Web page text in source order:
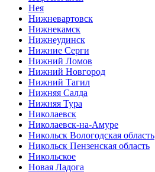
Нея
Нижневартовск
Нижнекамск
Нижнеудинск
Нижние Серги
Нижний Ломов
Нижний Новгород
Нижний Тагил
Нижняя Салда
Нижняя Тура
Николаевск
Николаевск-на-Амуре
Никольск Вологодская область
Никольск Пензенская область
Никольское
Новая Ладога